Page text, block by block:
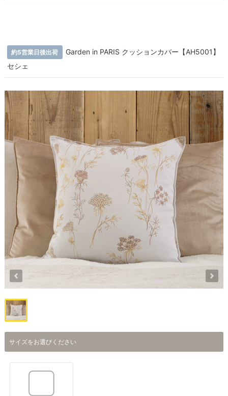
約5営業日後出荷
Garden in PARIS クッションカバー【AH5001】
セシェ
サイズをお選びください